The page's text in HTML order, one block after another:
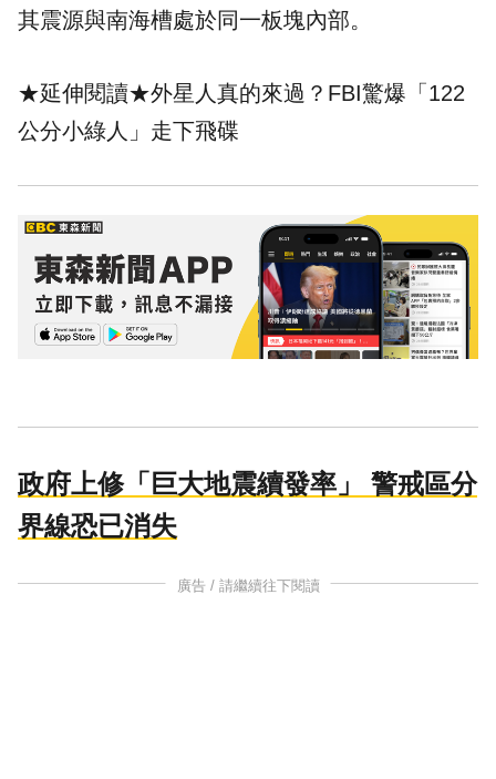
其震源與南海槽處於同一板塊內部。
★延伸閱讀★外星人真的來過？FBI驚爆「122
公分小綠人」走下飛碟
政府上修「巨大地震續發率」 警戒區分
界線恐已消失
廣告 / 請繼續往下閱讀